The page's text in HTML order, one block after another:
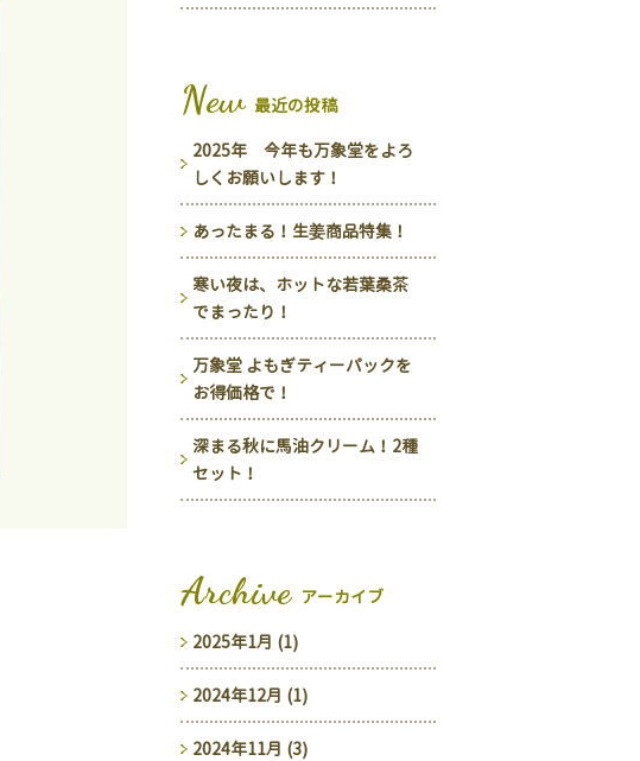
New 最近の投稿
2025年 今年も万象堂をよろ
しくお願いします！
あったまる！生姜商品特集！
寒い夜は、ホットな若葉桑茶
でまったり！
万象堂 よもぎティーパックを
お得価格で！
深まる秋に馬油クリーム！2種
セット！
Archive アーカイブ
2025年1月 (1)
2024年12月 (1)
2024年11月 (3)